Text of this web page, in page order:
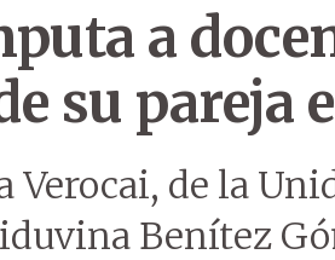
a
su pareja
Verocai, de la
Benítez